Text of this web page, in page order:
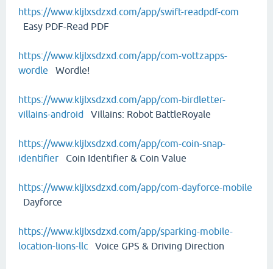
https://www.kljlxsdzxd.com/app/swift-readpdf-com
Easy PDF-Read PDF
https://www.kljlxsdzxd.com/app/com-vottzapps-
wordle Wordle!
https://www.kljlxsdzxd.com/app/com-birdletter-
villains-android Villains: Robot BattleRoyale
https://www.kljlxsdzxd.com/app/com-coin-snap-
identifier Coin Identifier & Coin Value
https://www.kljlxsdzxd.com/app/com-dayforce-mobile
Dayforce
https://www.kljlxsdzxd.com/app/sparking-mobile-
location-lions-llc Voice GPS & Driving Direction